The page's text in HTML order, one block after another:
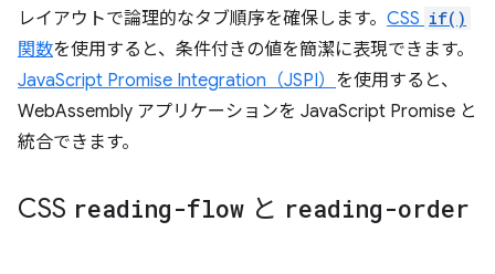
レイアウトで論理的なタブ順序を確保します。 CSS if()
関数を使用すると、条件付きの値を簡潔に表現できます。
JavaScript Promise Integration（JSPI） を使用すると、
WebAssembly アプリケーションを JavaScript Promise と
統合できます。
CSS reading-flow と reading-order